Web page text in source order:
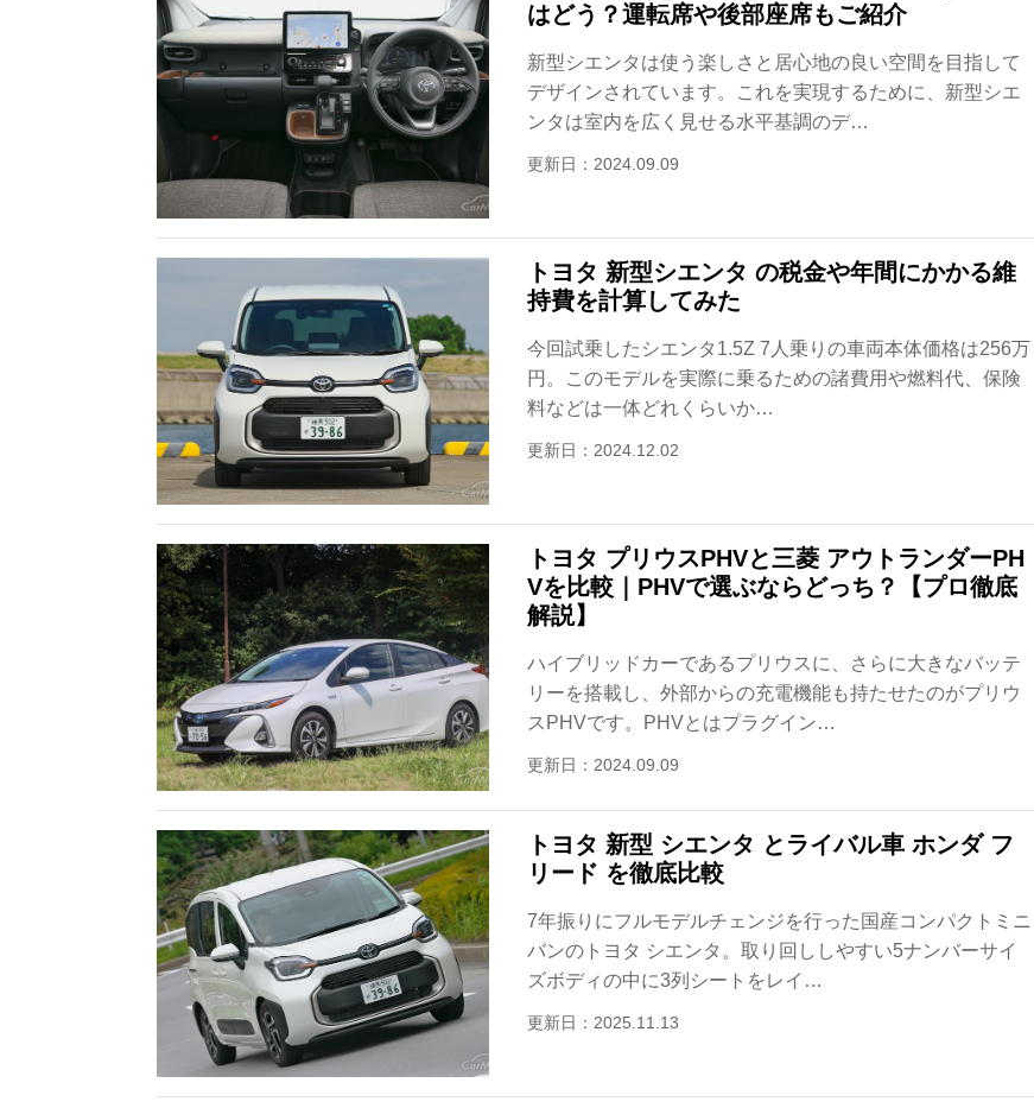
はどう？運転席や後部座席もご紹介
新型シエンタは使う楽しさと居心地の良い空間を目指して
デザインされています。これを実現するために、新型シエ
ンタは室内を広く見せる水平基調のデ…
更新日：2024.09.09
トヨタ 新型シエンタ の税金や年間にかかる維
持費を計算してみた
今回試乗したシエンタ1.5Z 7人乗りの車両本体価格は256万
円。このモデルを実際に乗るための諸費用や燃料代、保険
料などは一体どれくらいか…
更新日：2024.12.02
トヨタ プリウスPHVと三菱 アウトランダーPH
Vを比較｜PHVで選ぶならどっち？【プロ徹底
解説】
ハイブリッドカーであるプリウスに、さらに大きなバッテ
リーを搭載し、外部からの充電機能も持たせたのがプリウ
スPHVです。PHVとはプラグイン…
更新日：2024.09.09
トヨタ 新型 シエンタ とライバル車 ホンダ フ
リード を徹底比較
7年振りにフルモデルチェンジを行った国産コンパクトミニ
バンのトヨタ シエンタ。取り回ししやすい5ナンバーサイ
ズボディの中に3列シートをレイ…
更新日：2025.11.13